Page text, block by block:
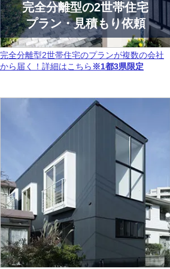
完全分離型の2世帯住宅
プラン・見積もり依頼
完全分離型2世帯住宅のプランが複数の会社
から届く！詳細はこちら ※1都3県限定